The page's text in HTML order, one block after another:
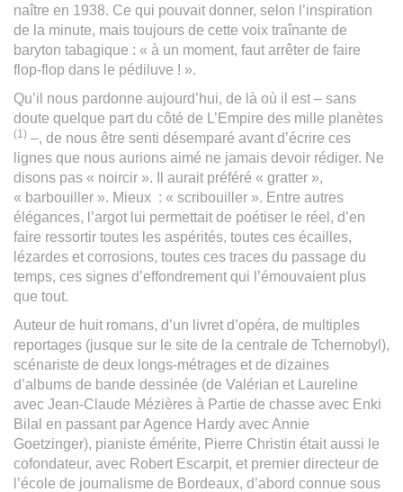
naître en 1938. Ce qui pouvait donner, selon l’inspiration
de la minute, mais toujours de cette voix traînante de
baryton tabagique : « à un moment, faut arrêter de faire
flop-flop dans le pédiluve ! ».
Qu’il nous pardonne aujourd’hui, de là où il est – sans
doute quelque part du côté de L’Empire des mille planètes
(1) –, de nous être senti désemparé avant d’écrire ces
lignes que nous aurions aimé ne jamais devoir rédiger. Ne
disons pas « noircir ». Il aurait préféré « gratter »,
« barbouiller ». Mieux : « scribouiller ». Entre autres
élégances, l’argot lui permettait de poétiser le réel, d’en
faire ressortir toutes les aspérités, toutes ces écailles,
lézardes et corrosions, toutes ces traces du passage du
temps, ces signes d’effondrement qui l’émouvaient plus
que tout.
Auteur de huit romans, d’un livret d’opéra, de multiples
reportages (jusque sur le site de la centrale de Tchernobyl),
scénariste de deux longs-métrages et de dizaines
d’albums de bande dessinée (de Valérian et Laureline
avec Jean-Claude Mézières à Partie de chasse avec Enki
Bilal en passant par Agence Hardy avec Annie
Goetzinger), pianiste émérite, Pierre Christin était aussi le
cofondateur, avec Robert Escarpit, et premier directeur de
l’école de journalisme de Bordeaux, d’abord connue sous